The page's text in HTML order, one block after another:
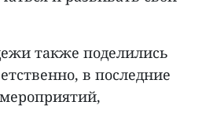
также поделились
в последние